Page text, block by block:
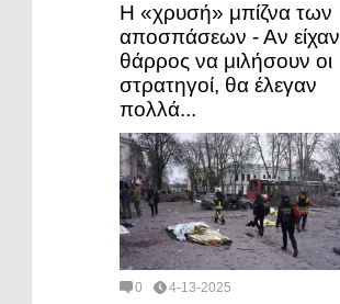
Η «χρυσή» μπίζνα των
αποσπάσεων - Αν είχαν
θάρρος να μιλήσουν οι
στρατηγοί, θα έλεγαν
πολλά...
0 4-13-2025